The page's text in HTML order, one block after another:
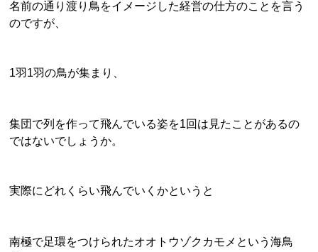
名前の通り渡り鳥をイメージした経営の仕方のことを言う
のですが、
1羽1羽の鳥が集まり、
集団で列を作って飛んでいる姿を1回は見たことがあるの
ではないでしょうか。
実際にどれくらい飛んでいくかというと
南極で足環をつけられたオオトウゾクカモメという海鳥